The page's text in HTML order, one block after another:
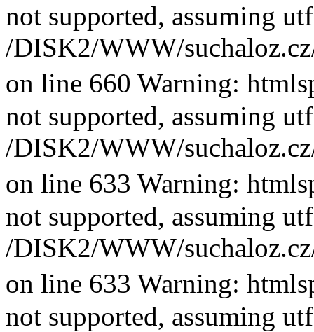
not supported, assuming
/DISK2/WWW/
on line 660 Warning:
not supported, assuming
/DISK2/WWW/
on line 633 Warning:
not supported, assuming
/DISK2/WWW/
on line 633 Warning:
not supported, assuming